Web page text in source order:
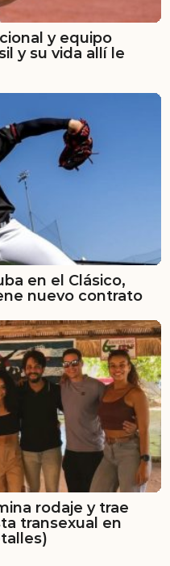
y equipo
y su vida allí le
en el Clásico,
nuevo contrato
rodaje y trae
transexual en